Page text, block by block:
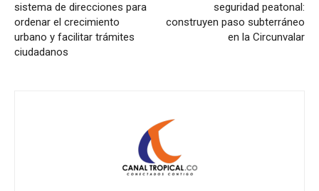
sistema de direcciones para
ordenar el crecimiento
urbano y facilitar trámites
ciudadanos
seguridad peatonal:
construyen paso subterráneo
en la Circunvalar